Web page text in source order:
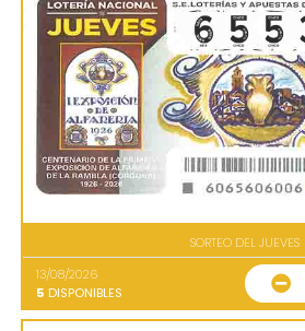
SORTEO DEL JUEVES
13/08/2026
5 DISPONIBLES